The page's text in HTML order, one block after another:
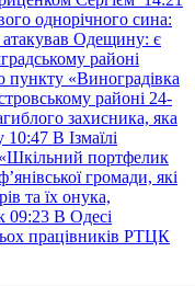
однорічного сина:
Одещину: є
районі
пункту «Виноградівка
районі 24-
захисника, яка
10:47 В Ізмаїлі
«Шкільний портфелик
громади, які
та їх онука,
09:23 В Одесі
працівників РТЦК